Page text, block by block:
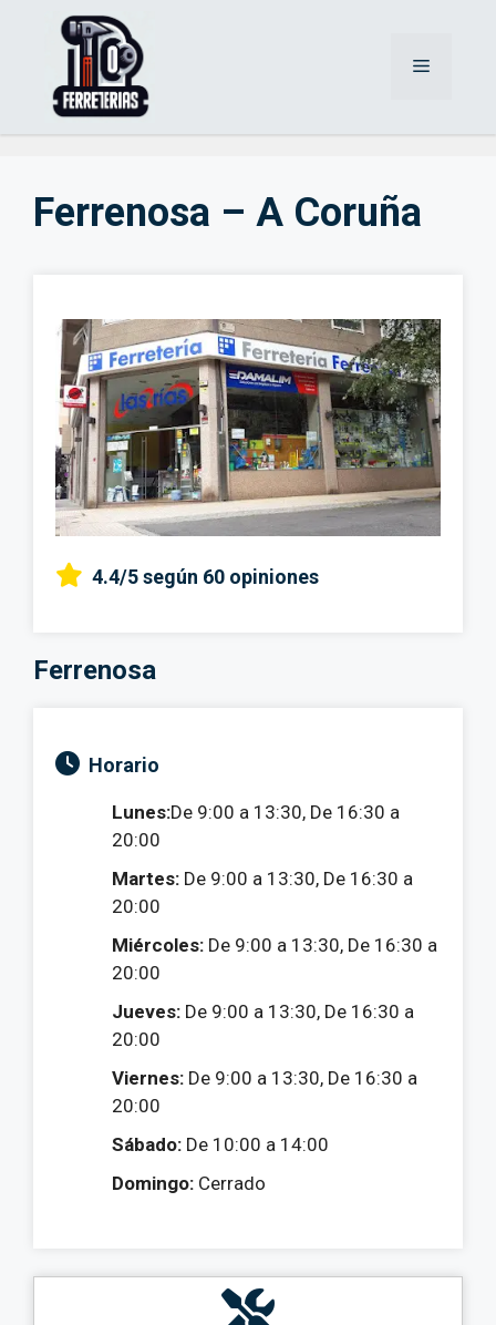
Menú
Ferrenosa – A Coruña
4.4/5según 60 opiniones
Ferrenosa
Horario
Lunes:De 9:00 a 13:30, De 16:30 a
20:00
Martes: De 9:00 a 13:30, De 16:30 a
20:00
Miércoles: De 9:00 a 13:30, De 16:30 a
20:00
Jueves: De 9:00 a 13:30, De 16:30 a
20:00
Viernes: De 9:00 a 13:30, De 16:30 a
20:00
Sábado: De 10:00 a 14:00
Domingo: Cerrado